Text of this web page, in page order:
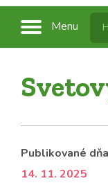
Menu
Publikované dňa
14. 11. 2025